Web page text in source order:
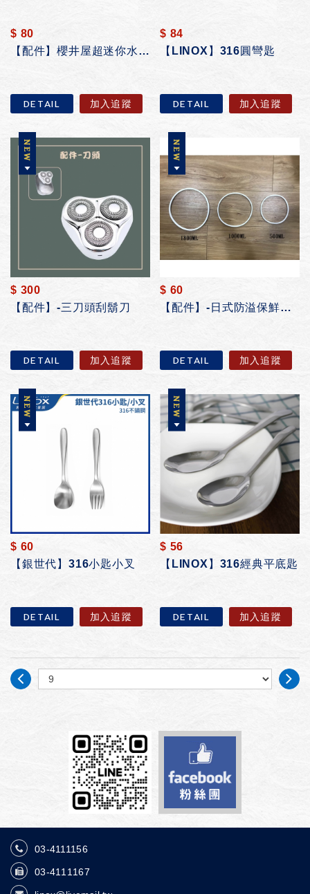
$ 80
【配件】櫻井屋超迷你水洗電動刮鬍刀
DETAIL 加入追蹤
$ 84
【LINOX】316圓彎匙
DETAIL 加入追蹤
$ 300
【配件】-三刀頭刮鬍刀
DETAIL 加入追蹤
$ 60
【配件】-日式防溢保鮮盒墊圈
DETAIL 加入追蹤
$ 60
【銀世代】316小匙小叉
DETAIL 加入追蹤
$ 56
【LINOX】316經典平底匙
DETAIL 加入追蹤
03-4111156
03-4111167